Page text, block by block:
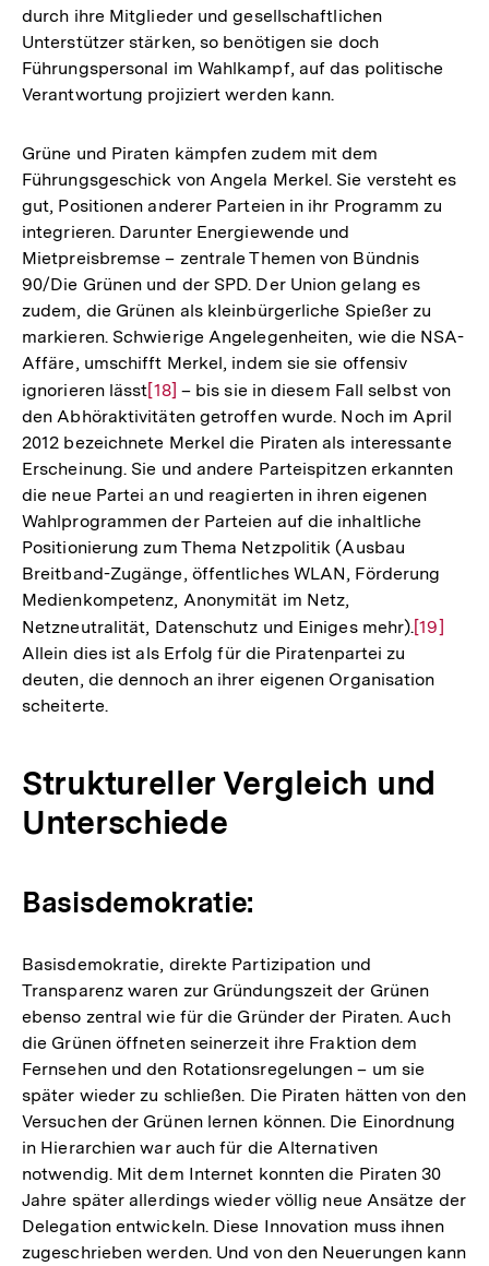
durch ihre Mitglieder und gesellschaftlichen
Unterstützer stärken, so benötigen sie doch
Führungspersonal im Wahlkampf, auf das politische
Verantwortung projiziert werden kann.
Grüne und Piraten kämpfen zudem mit dem
Führungsgeschick von Angela Merkel. Sie versteht es
gut, Positionen anderer Parteien in ihr Programm zu
integrieren. Darunter Energiewende und
Mietpreisbremse – zentrale Themen von Bündnis
90/Die Grünen und der SPD. Der Union gelang es
zudem, die Grünen als kleinbürgerliche Spießer zu
markieren. Schwierige Angelegenheiten, wie die NSA-
Affäre, umschifft Merkel, indem sie sie offensiv
ignorieren lässtZur
Auflösung
der
Fußnote
[18] – bis sie in diesem Fall selbst von
den Abhöraktivitäten getroffen wurde. Noch im April
2012 bezeichnete Merkel die Piraten als interessante
Erscheinung. Sie und andere Parteispitzen erkannten
die neue Partei an und reagierten in ihren eigenen
Wahlprogrammen der Parteien auf die inhaltliche
Positionierung zum Thema Netzpolitik (Ausbau
Breitband-Zugänge, öffentliches WLAN, Förderung
Medienkompetenz, Anonymität im Netz,
Netzneutralität, Datenschutz und Einiges mehr).Zur
der
[19]
Allein dies ist als Erfolg für die Piratenpartei zu
deuten, die dennoch an ihrer eigenen Organisation
scheiterte.
Struktureller Vergleich und
Unterschiede
Basisdemokratie:
Basisdemokratie, direkte Partizipation und
Transparenz waren zur Gründungszeit der Grünen
ebenso zentral wie für die Gründer der Piraten. Auch
die Grünen öffneten seinerzeit ihre Fraktion dem
Fernsehen und den Rotationsregelungen – um sie
später wieder zu schließen. Die Piraten hätten von den
Versuchen der Grünen lernen können. Die Einordnung
in Hierarchien war auch für die Alternativen
notwendig. Mit dem Internet konnten die Piraten 30
Jahre später allerdings wieder völlig neue Ansätze der
Delegation entwickeln. Diese Innovation muss ihnen
zugeschrieben werden. Und von den Neuerungen kann